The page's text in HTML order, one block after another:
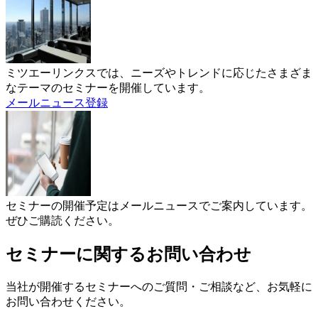
ミツエーリンクスでは、ニーズやトレンドに応じたさまざま
なテーマのセミナーを開催しています。
メールニュース登録
セミナーの開催予定はメールニュースでご案内しています。
ぜひご購読ください。
セミナーに関するお問い合わせ
当社が開催するセミナーへのご質問・ご相談など、お気軽に
お問い合わせください。